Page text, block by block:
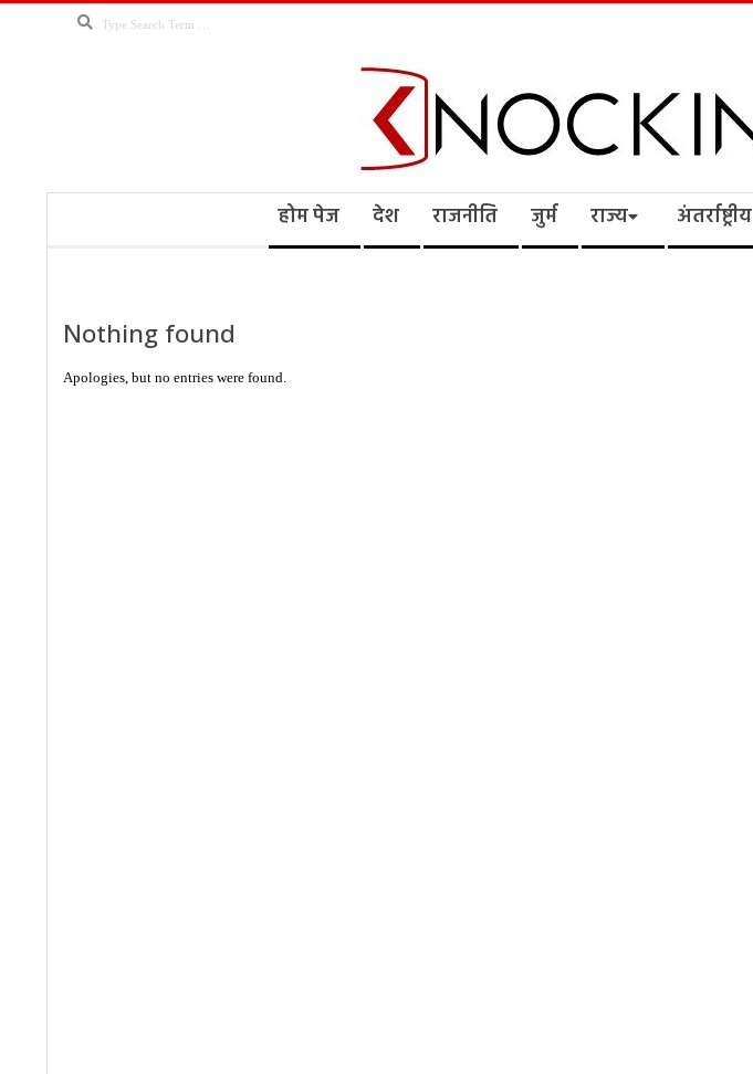
Search
Knocking
होम पेज देश राजनीति जुर्म राज्य अंतर्राष्ट्रीय
Nothing found
Apologies, but no entries were found.